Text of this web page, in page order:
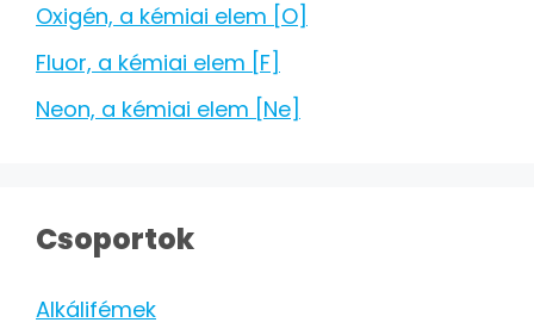
Oxigén, a kémiai elem [O]
Fluor, a kémiai elem [F]
Neon, a kémiai elem [Ne]
Csoportok
Alkálifémek